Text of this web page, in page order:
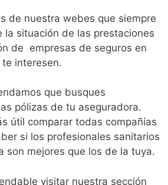
de nuestra webes que siempre
la situación de las prestaciones
de empresas de seguros en
interesen.
que busques
pólizas de tu aseguradora.
útil comparar todas compañías
si los profesionales sanitarios
son mejores que los de la tuya.
visitar nuestra sección